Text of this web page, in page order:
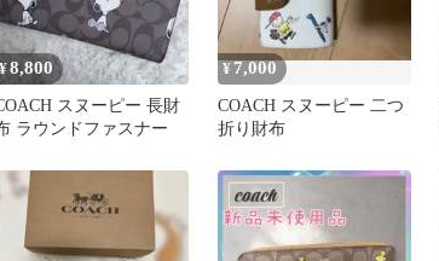
¥8,800
スヌーピー 長財
ラウンドファスナー
¥ 7,000
COACH スヌーピー 二つ
折り財布